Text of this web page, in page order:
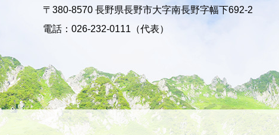
〒380-8570 長野県長野市大字南長野字幅下692-2
電話：026-232-0111（代表）